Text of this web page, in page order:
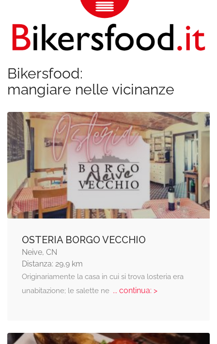
Bikersfood:
mangiare nelle vicinanze
OSTERIA BORGO VECCHIO
Neive, CN
Distanza: 29,9 km
Originariamente la casa in cui si trova losteria era
unabitazione; le salette ne... continua: >